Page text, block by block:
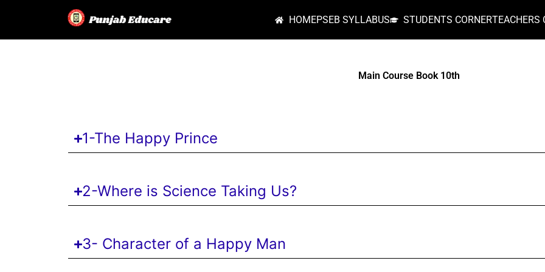
content
HOMEPSEB SYLLABUS STUDENTS CORNERTEACHERS
Main Course Book 10th
1-The Happy Prince
2-Where is Science Taking Us?
3- Character of a Happy Man